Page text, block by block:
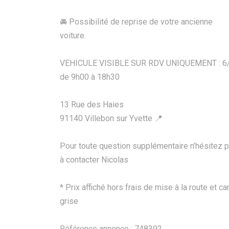
🚘 Possibilité de reprise de votre ancienne
voiture.
VEHICULE VISIBLE SUR RDV UNIQUEMENT :
de 9h00 à 18h30
13 Rue des Haies
91140 Villebon sur Yvette 📍
Pour toute question supplémentaire n’hésitez
à contacter Nicolas
* Prix affiché hors frais de mise à la route et
grise